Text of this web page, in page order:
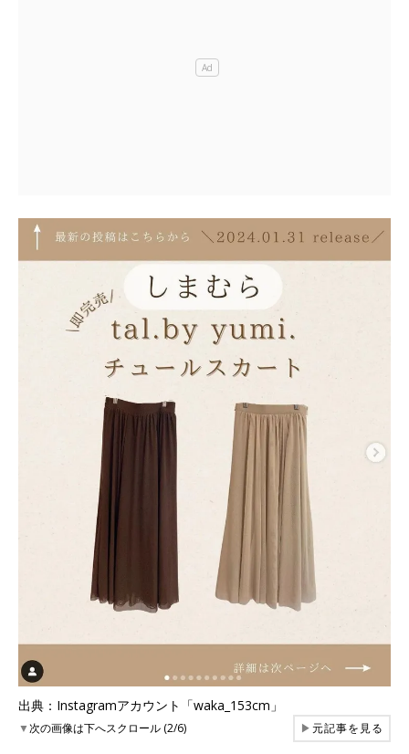
出典：Instagramアカウント「waka_153cm」
▼次の画像は下へスクロール (2/6) ▶元記事を見る